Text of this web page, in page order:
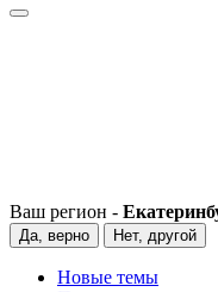
Ваш регион -
Да, верно Нет, другой
Новые темы